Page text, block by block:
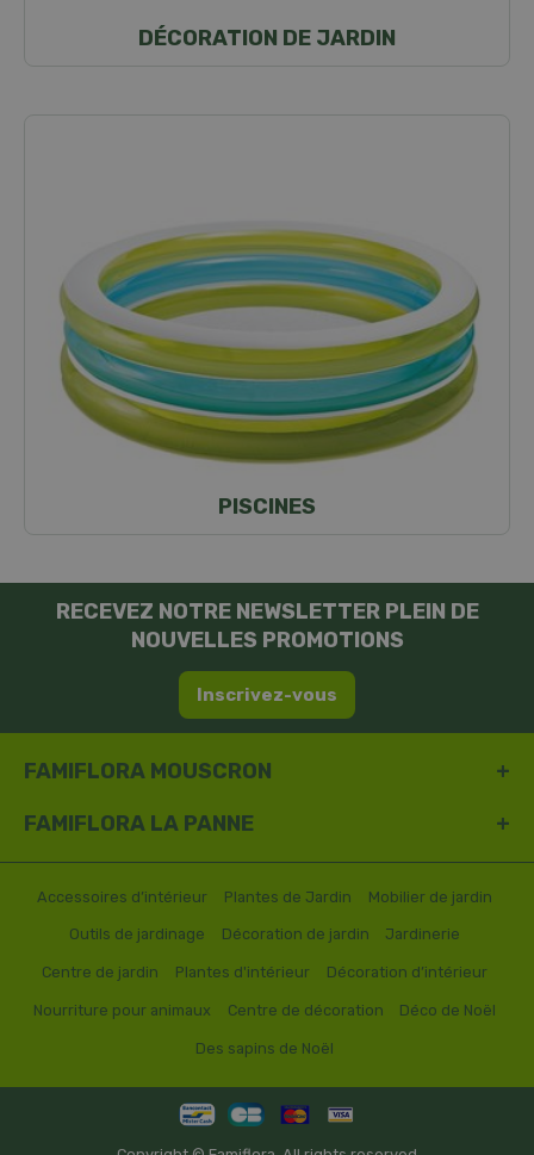
DÉCORATION DE JARDIN
PISCINES
RECEVEZ NOTRE NEWSLETTER PLEIN DE
NOUVELLES PROMOTIONS
Inscrivez-vous
FAMIFLORA MOUSCRON
FAMIFLORA LA PANNE
Accessoires d’intérieur Plantes de Jardin Mobilier de jardin
Outils de jardinage Décoration de jardin Jardinerie
Centre de jardin Plantes d'intérieur Décoration d’intérieur
Nourriture pour animaux Centre de décoration Déco de Noël
Des sapins de Noël